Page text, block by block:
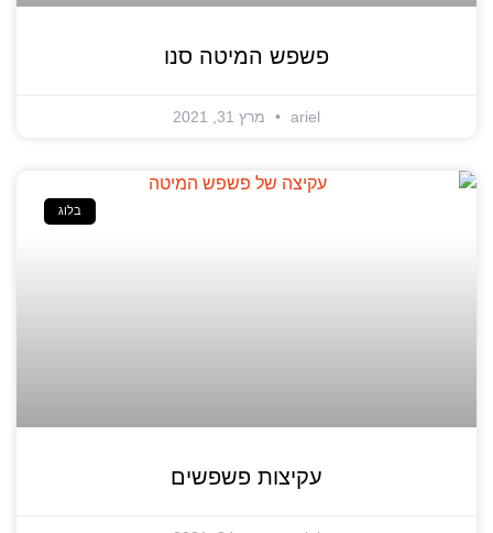
פשפש המיטה סנו
ariel מרץ 31, 2021
בלוג
עקיצות פשפשים